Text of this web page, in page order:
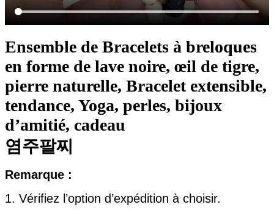
Ensemble de Bracelets à breloques
en forme de lave noire, œil de tigre,
pierre naturelle, Bracelet extensible,
tendance, Yoga, perles, bijoux
d’amitié, cadeau
염주팔찌
Remarque :
1. Vérifiez l’option d’expédition à choisir.